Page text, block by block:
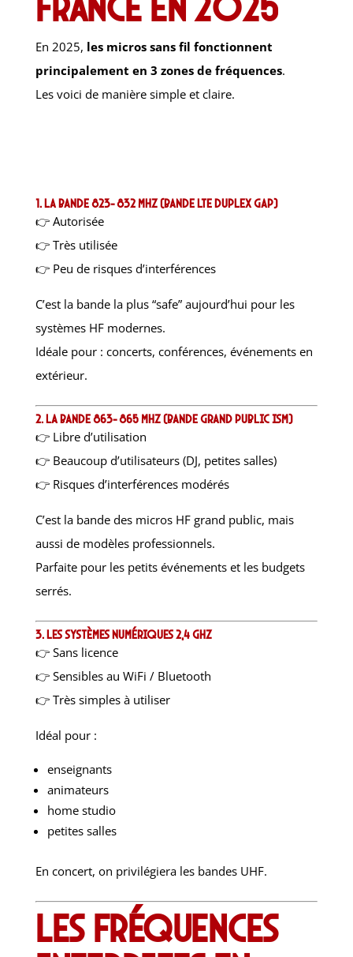
En 2025, les micros sans fil fonctionnent
principalement en 3 zones de fréquences.
Les voici de manière simple et claire.
1. La bande 823–832 MHz (bande LTE Duplex Gap)
👉 Autorisée
👉 Très utilisée
👉 Peu de risques d’interférences
C’est la bande la plus “safe” aujourd’hui pour les
systèmes HF modernes.
Idéale pour : concerts, conférences, événements en
extérieur.
2. La bande 863–865 MHz (bande grand public ISM)
👉 Libre d’utilisation
👉 Beaucoup d’utilisateurs (DJ, petites salles)
👉 Risques d’interférences modérés
C’est la bande des micros HF grand public, mais
aussi de modèles professionnels.
Parfaite pour les petits événements et les budgets
serrés.
3. Les systèmes numériques 2,4 GHz
👉 Sans licence
👉 Sensibles au WiFi / Bluetooth
👉 Très simples à utiliser
Idéal pour :
enseignants
animateurs
home studio
petites salles
En concert, on privilégiera les bandes UHF.
Les fréquences